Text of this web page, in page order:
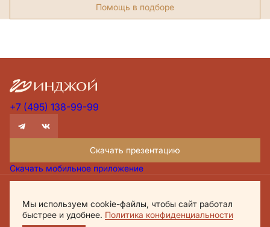
Помощь в подборе
+7 (495) 138-99-99
Скачать презентацию
Скачать мобильное приложение
Политика обработки персональных данных
Обращаем внимание, что настоящий материал носит исключительно
Мы используем cookie-файлы, чтобы сайт работал
быстрее и удобнее. Политика конфиденциальности